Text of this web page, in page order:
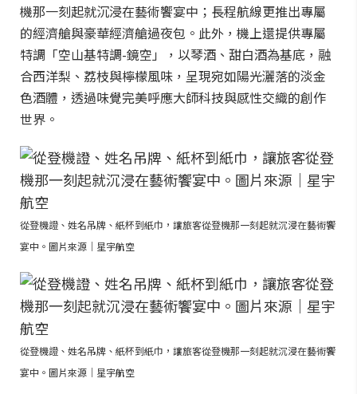
機那一刻起就沉浸在藝術饗宴中；長程航線更推出專屬
的經濟艙與豪華經濟艙過夜包。此外，機上還提供專屬
特調「空山基特調-鏡空」，以琴酒、甜白酒為基底，融
合西洋梨、荔枝與檸檬風味，呈現宛如陽光灑落的淡金
色酒體，透過味覺完美呼應大師科技與感性交織的創作
世界。
從登機證、姓名吊牌、紙杯到紙巾，讓旅客從登機那一刻起就沉浸在藝術饗
宴中。圖片來源｜星宇航空
從登機證、姓名吊牌、紙杯到紙巾，讓旅客從登機那一刻起就沉浸在藝術饗
宴中。圖片來源｜星宇航空